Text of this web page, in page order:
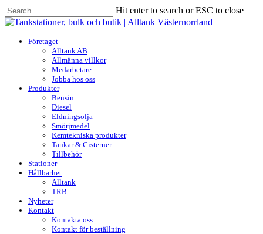
Skip
to
content
Hit enter to search or ESC to close
Close
search
Menu
Företaget
Alltank AB
Allmänna villkor
Medarbetare
Jobba hos oss
Produkter
Bensin
Diesel
Eldningsolja
Smörjmedel
Kemtekniska produkter
Tankar & Cisterner
Tillbehör
Stationer
Hållbarhet
Alltank
TRB
Nyheter
Kontakt
Kontakta oss
Kontakt för beställning